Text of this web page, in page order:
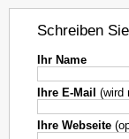
Schreiben
Ihr Name
Ihre E-Mail (wird
Ihre Webseite